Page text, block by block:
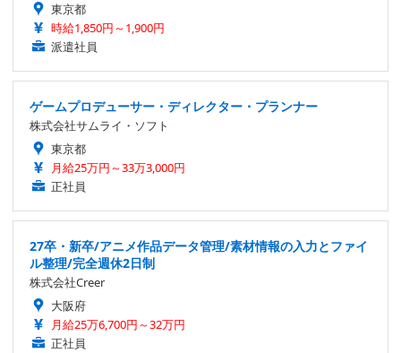
東京都
時給1,850円～1,900円
派遣社員
ゲームプロデューサー・ディレクター・プランナー
株式会社サムライ・ソフト
東京都
月給25万円～33万3,000円
正社員
27卒・新卒/アニメ作品データ管理/素材情報の入力とファイ
ル整理/完全週休2日制
株式会社Creer
大阪府
月給25万6,700円～32万円
正社員